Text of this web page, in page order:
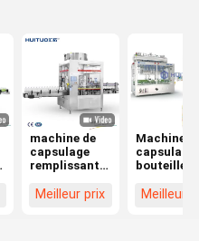
machine de
capsulage
remplissante
volumétrique
Meilleur prix
Machine
capsulage
bouteille
Meilleur